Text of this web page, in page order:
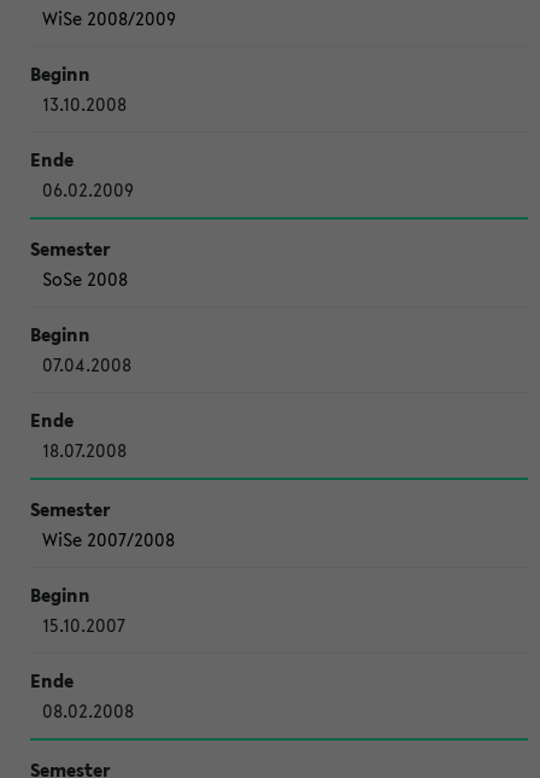
WiSe 2008/2009
13.10.2008
06.02.2009
SoSe 2008
07.04.2008
18.07.2008
WiSe 2007/2008
15.10.2007
08.02.2008